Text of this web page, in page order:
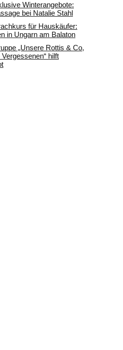
Winterangebote:
bei Natalie Stahl
für Hauskäufer:
in Ungarn am Balaton
„Unsere Rottis & Co,
hilft